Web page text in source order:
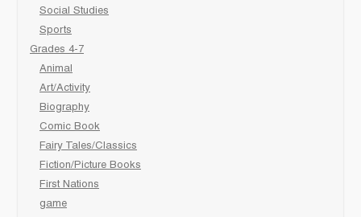
Social Studies
Sports
Grades 4-7
Animal
Art/Activity
Biography
Comic Book
Fairy Tales/Classics
Fiction/Picture Books
First Nations
game